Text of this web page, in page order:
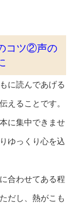
コツ②声の
に読んであげる
えることです。
に集中できませ
ゆっくり心を込
合わせてある程
だし、熱がこも